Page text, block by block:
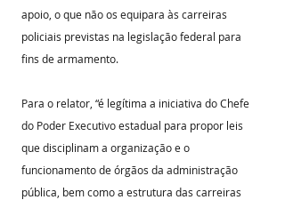
apoio, o que não os equipara às carreiras
policiais previstas na legislação federal para
fins de armamento.
Para o relator, “é legítima a iniciativa do Chefe
do Poder Executivo estadual para propor leis
que disciplinam a organização e o
funcionamento de órgãos da administração
pública, bem como a estrutura das carreiras